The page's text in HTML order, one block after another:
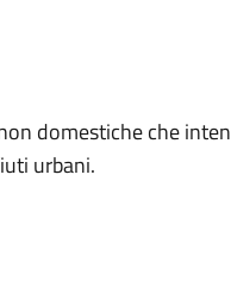
domestiche che
urbani.